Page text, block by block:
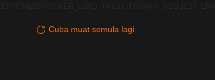
Cuba muat semula lagi